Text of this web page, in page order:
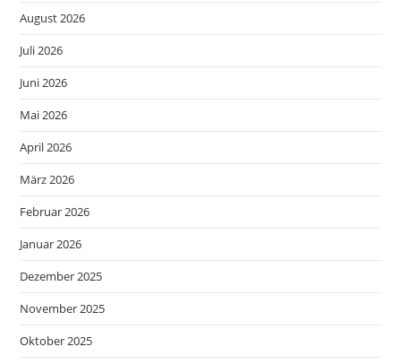
August 2026
Juli 2026
Juni 2026
Mai 2026
April 2026
März 2026
Februar 2026
Januar 2026
Dezember 2025
November 2025
Oktober 2025